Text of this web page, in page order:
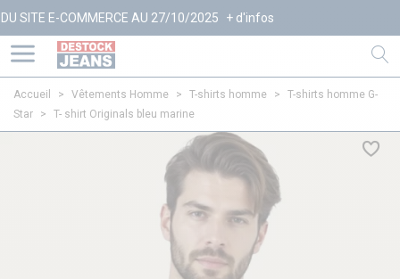
COMMERCE AU 27/10/2025 + d'infos
Accueil > Vêtements Homme > T-shirts homme >
T-shirts homme G-
Star
> T- shirt Originals bleu marine